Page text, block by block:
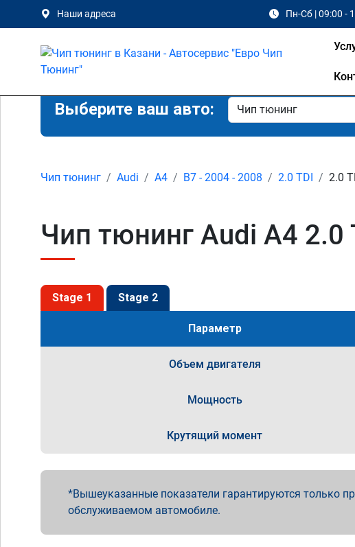
Наши адреса Пн-Сб | 09:00 -
Выберите ваш авто:
Чип тюнинг Audi A4 B7 - 2004 - 2008 2.0 TDI 2.0
Чип тюнинг Audi A4 2.0
Stage 1 Stage 2
Параметр
Объем двигателя
Мощность
Крутящий момент
Вышеуказанные показатели гарантируются только
обслуживаемом автомобиле.